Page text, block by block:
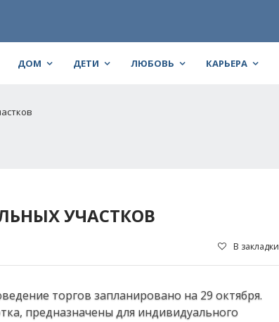
ДОМ ДЕТИ ЛЮБОВЬ КАРЬЕРА
УЧАСТКОВ
В закладки
торгов запланировано на 29 октября.
предназначены для индивидуального